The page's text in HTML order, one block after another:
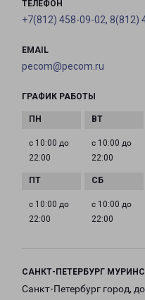
ТЕЛЕФОН
+7(812) 458-09-02, 8(812)
EMAIL
pecom@pecom.ru
ГРАФИК РАБОТЫ
с 10:00 до
22:00
с 10:00 до
22:00
с 10:00 до
22:00
с 10:00 до
22:00
САНКТ-ПЕТЕРБУРГ
Санкт-Петербург город,